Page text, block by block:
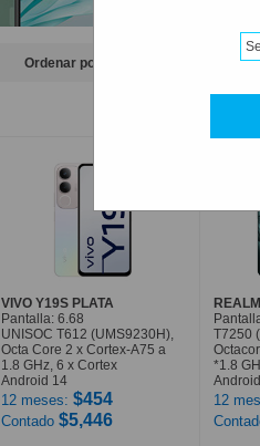
Ordenar por:
VIVO Y19S PLATA
Pantalla: 6.68
UNISOC T612 (UMS9230H),
Octa Core 2 x Cortex-A75 a
1.8 GHz, 6 x Cortex
Android 14
12 meses: $454
Contado $5,446
T7250
*1.8
12